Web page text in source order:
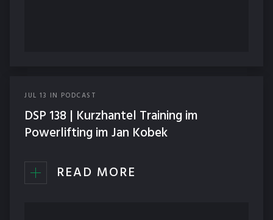
JUL 13 IN PODCAST
DSP 138 | Kurzhantel Training im
Powerlifting im Jan Kobek
READ MORE